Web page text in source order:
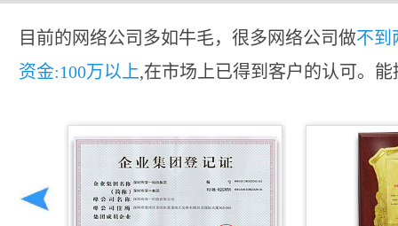
目前的网络公司多如牛毛，很多网络公司做不到
资金:100万以上,在市场上已得到客户的认可。